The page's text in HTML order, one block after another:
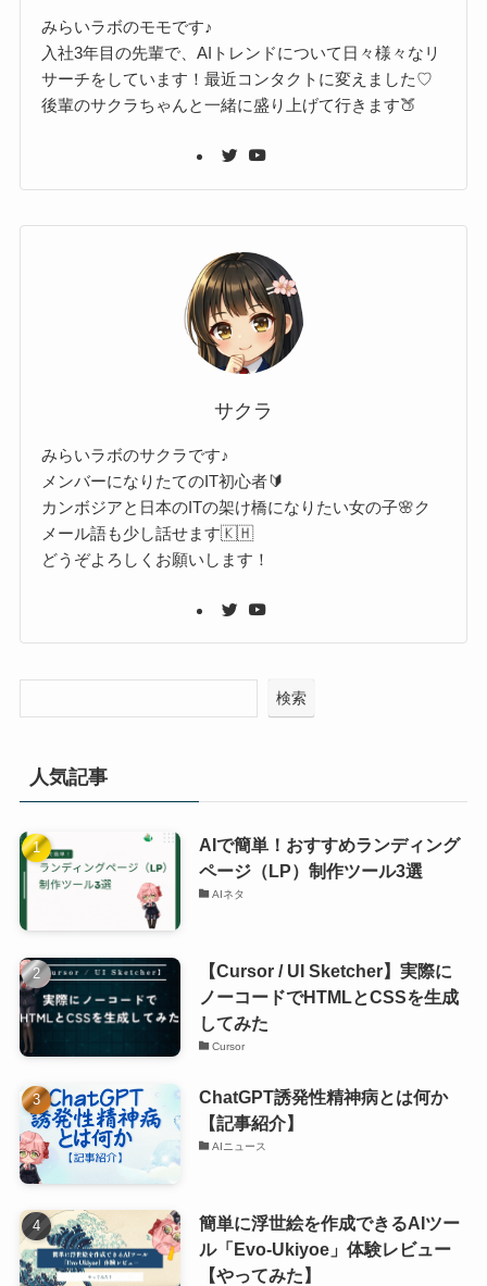
みらいラボのモモです♪
入社3年目の先輩で、AIトレンドについて日々様々なリ
サーチをしています！最近コンタクトに変えました♡
後輩のサクラちゃんと一緒に盛り上げて行きます🍑
サクラ
みらいラボのサクラです♪
メンバーになりたてのIT初心者🔰
カンボジアと日本のITの架け橋になりたい女の子🌸ク
メール語も少し話せます🇰🇭
どうぞよろしくお願いします！
検索
人気記事
AIで簡単！おすすめランディング
ページ（LP）制作ツール3選
AIネタ
【Cursor / UI Sketcher】実際に
ノーコードでHTMLとCSSを生成
してみた
Cursor
ChatGPT誘発性精神病とは何か
【記事紹介】
AIニュース
簡単に浮世絵を作成できるAIツー
ル「Evo-Ukiyoe」体験レビュー
【やってみた】